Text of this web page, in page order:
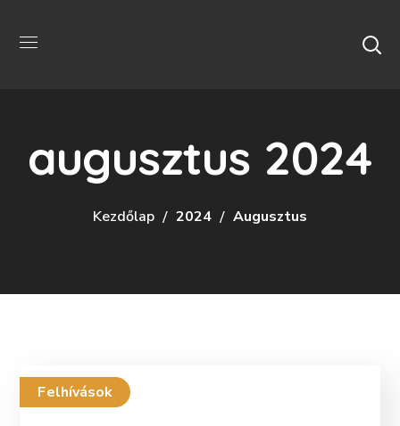
augusztus 2024
Kezdőlap 2024 Augusztus
Felhívások